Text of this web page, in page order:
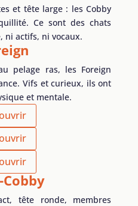
et tête large : les Cobby
Ce sont des chats
ni actifs, ni vocaux.
pelage ras, les Foreign
Vifs et curieux, ils ont
et mentale.
Cobby
tête ronde, membres